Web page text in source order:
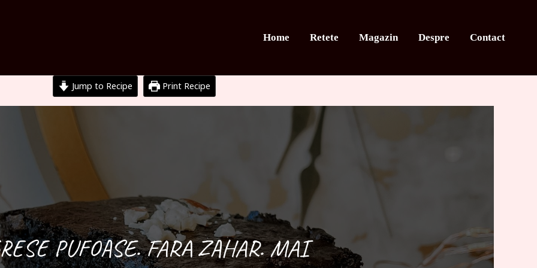
Home Retete Magazin Despre Contact
Jump to Recipe Print Recipe
PUFOASE. FARA ZAHAR. MAI